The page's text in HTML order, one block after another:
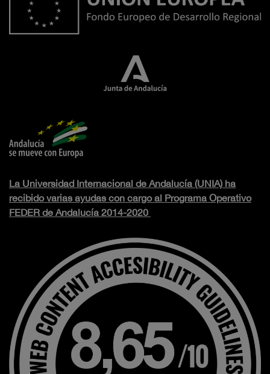
La Universidad Internacional de Andalucía (UNIA) ha
recibido varias ayudas con cargo al Programa Operativo
FEDER de Andalucía 2014-2020